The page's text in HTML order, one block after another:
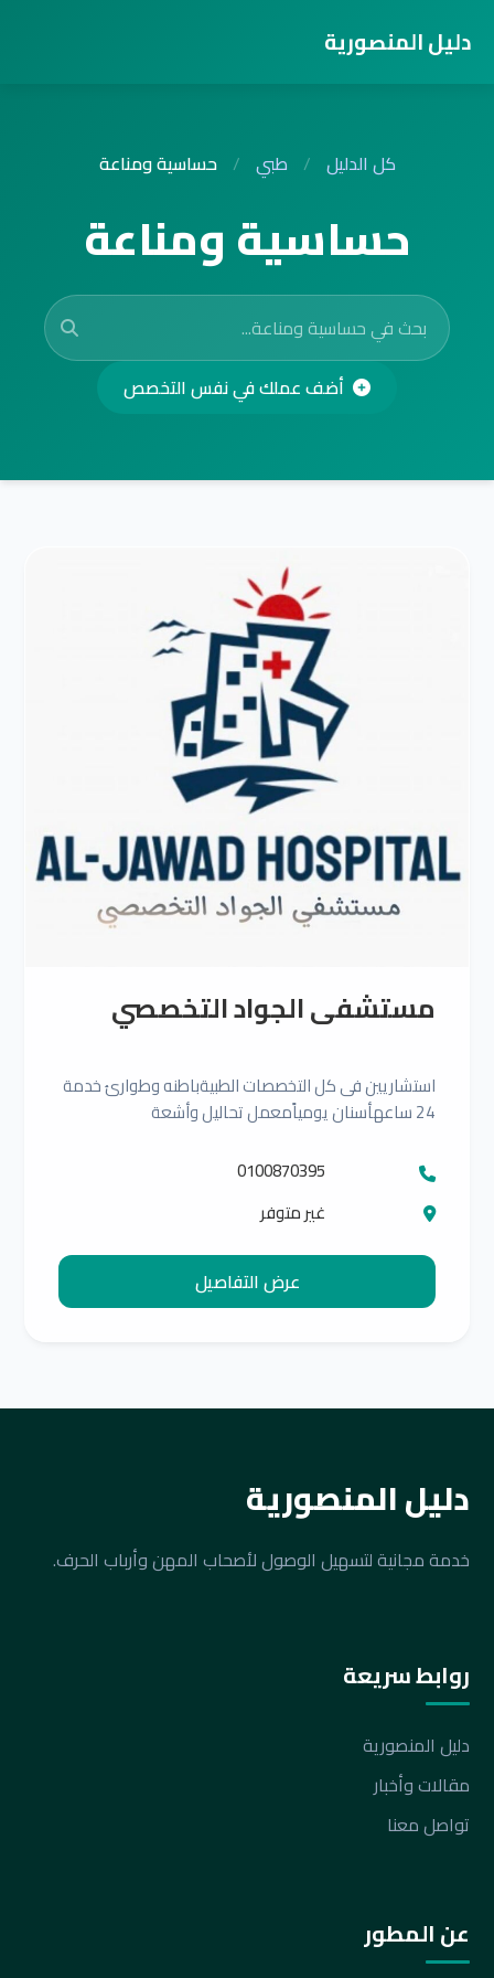
دليل المنصورية
كل الدليل / طبي / حساسية ومناعة
حساسية ومناعة
أضف عملك في نفس التخصص
مستشفى الجواد التخصصي
استشاريين فى كل التخصصات الطبيةباطنه وطوارئ خدمة
24 ساعهأسنان يومياًمعمل تحاليل وأشعة
0100870395
غير متوفر
عرض التفاصيل
دليل المنصورية
خدمة مجانية لتسهيل الوصول لأصحاب المهن وأرباب الحرف.
روابط سريعة
دليل المنصورية
مقالات وأخبار
تواصل معنا
عن المطور